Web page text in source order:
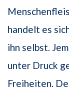
handelt es
ihn selbst.
unter Druck
Freiheiten.